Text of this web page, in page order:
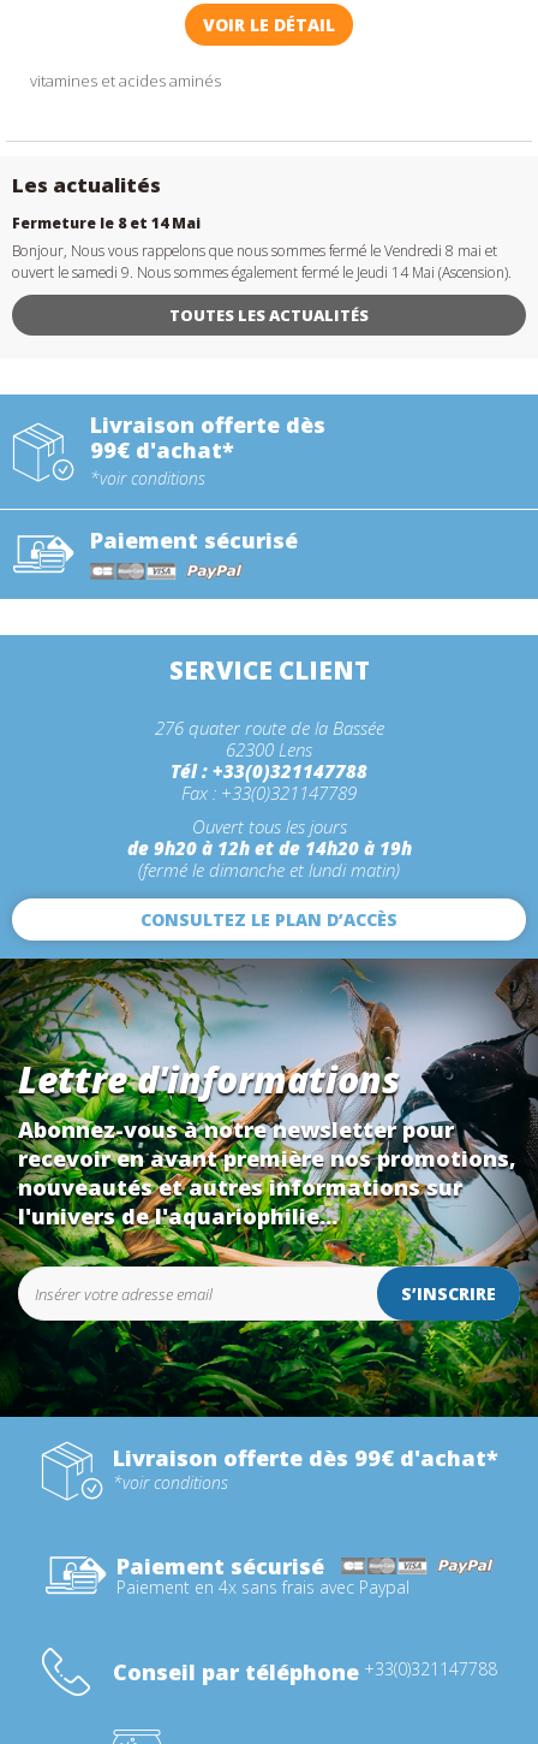
VOIR LE DÉTAIL
vitamines et acides aminés
Les actualités
Fermeture le 8 et 14 Mai
Bonjour, Nous vous rappelons que nous sommes fermé le Vendredi 8 mai et
ouvert le samedi 9. Nous sommes également fermé le Jeudi 14 Mai (Ascension).
TOUTES LES ACTUALITÉS
Livraison offerte dès
99€ d'achat*
*voir conditions
Paiement sécurisé
SERVICE CLIENT
276 quater route de la Bassée
62300 Lens
Tél : +33(0)321147788
Fax : +33(0)321147789
Ouvert tous les jours
de 9h20 à 12h et de 14h20 à 19h
(fermé le dimanche et lundi matin)
CONSULTEZ LE PLAN D’ACCÈS
Lettre d'informations
Abonnez-vous à notre newsletter pour
recevoir en avant première nos promotions,
nouveautés et autres informations sur
l'univers de l'aquariophilie...
S’INSCRIRE
Livraison offerte dès 99€ d'achat*
*voir conditions
Paiement sécurisé
Paiement en 4x sans frais avec Paypal
Conseil par téléphone +33(0)321147788